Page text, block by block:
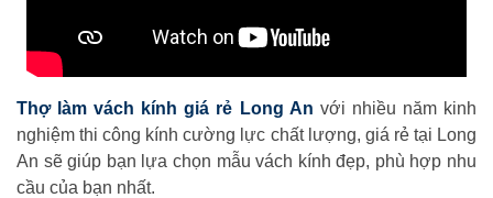
Thợ làm vách kính giá rẻ Long An với nhiều năm kinh
nghiệm thi công kính cường lực chất lượng, giá rẻ tại Long
An sẽ giúp bạn lựa chọn mẫu vách kính đẹp, phù hợp nhu
cầu của bạn nhất.